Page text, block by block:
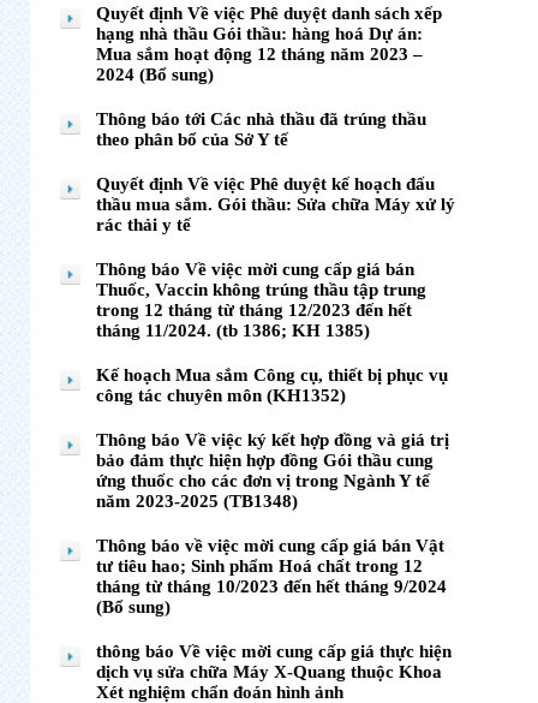
Quyết định Về việc Phê duyệt danh sách xếp
hạng nhà thầu Gói thầu: hàng hoá Dự án:
Mua sắm hoạt động 12 tháng năm 2023 –
2024 (Bổ sung)
Thông báo tới Các nhà thầu đã trúng thầu
theo phân bổ của Sở Y tế
Quyết định Về việc Phê duyệt kế hoạch đấu
thầu mua sắm. Gói thầu: Sửa chữa Máy xử lý
rác thải y tế
Thông báo Về việc mời cung cấp giá bán
Thuốc, Vaccin không trúng thầu tập trung
trong 12 tháng từ tháng 12/2023 đến hết
tháng 11/2024. (tb 1386; KH 1385)
Kế hoạch Mua sắm Công cụ, thiết bị phục vụ
công tác chuyên môn (KH1352)
Thông báo Về việc ký kết hợp đồng và giá trị
bảo đảm thực hiện hợp đồng Gói thầu cung
ứng thuốc cho các đơn vị trong Ngành Y tế
năm 2023-2025 (TB1348)
Thông báo về việc mời cung cấp giá bán Vật
tư tiêu hao; Sinh phẩm Hoá chất trong 12
tháng từ tháng 10/2023 đến hết tháng 9/2024
(Bổ sung)
thông báo Về việc mời cung cấp giá thực hiện
dịch vụ sửa chữa Máy X-Quang thuộc Khoa
Xét nghiệm chẩn đoán hình ảnh